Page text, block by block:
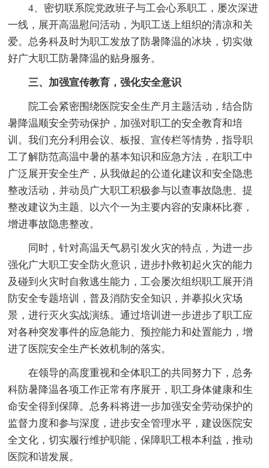
4、密切联系院党政班子与工会心系职工，屡次深进
一线，展开高温慰问活动，为职工送上组织的清凉和关
爱。总务科及时为职工发放了防暑降温的冰块，切实做
好广大职工防暑降温的贴身服务。
三、加强宣传教育，强化安全意识
院工会紧密围绕医院安全生产月主题活动，结合防
暑降温顺安全劳动保护，加强对职工的安全教育和培
训。我们充分利用会议、板报、宣传栏等情势，指导职
工了解防范高温中暑的基本知识和应急方法，在职工中
广泛展开安全生产，从我做起的公道化建议和安全隐患
整改活动，并动员广大职工积极参与以查事故隐患、提
整改建议为主题、以六个一为主要内容的安康杯比赛，
增进事故隐患整改。
同时，针对高温天气易引发火灾的特点，为进一步
强化广大职工安全防火意识，进步扑救初起火灾的能力
及碰到火灾时自救逃生能力，工会屡次组织职工展开消
防安全专题培训，普及消防安全知识，并摹拟火灾场
景，进行灭火实战演练。通过培训进一步进步了职工应
对各种突发事件的应急能力、预控能力和处置能力，增
进了医院安全生产长效机制的落实。
在领导的高度重视和全体职工的共同努力下，总务
科防暑降温各项工作正常有序展开，职工身体健康和生
命安全得到保障。总务科将进一步加强安全劳动保护的
监督力度和参与深度，进步安全管理水平，建设医院安
全文化，切实履行维护职能，保障职工根本利益，推动
医院和谐发展。